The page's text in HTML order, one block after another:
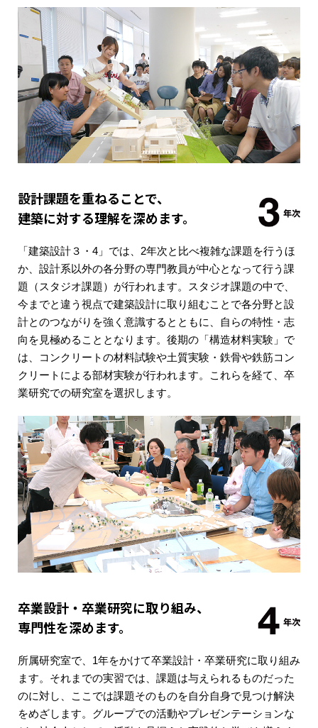
設計課題を重ねることで、
建築に対する理解を深めます。
「建築設計３・4」では、2年次と比べ複雑な課題を行うほ
か、設計系以外の各分野の専門教員が中心となって行う課
題（スタジオ課題）が行われます。スタジオ課題の中で、
今までと違う視点で建築設計に取り組むことで各分野と設
計とのつながりを強く意識するとともに、自らの特性・志
向を見極めることとなります。後期の「構造材料実験」で
は、コンクリートの材料試験や土質実験・鉄骨や鉄筋コン
クリートによる部材実験が行われます。これらを経て、卒
業研究での研究室を選択します。
卒業設計・卒業研究に取り組み、
専門性を深めます。
所属研究室で、1年をかけて卒業設計・卒業研究に取り組み
ます。それまでの実習では、課題は与えられるものだった
のに対し、ここでは課題そのものを自分自身で見つけ解決
をめざします。グループでの活動やプレゼンテーションな